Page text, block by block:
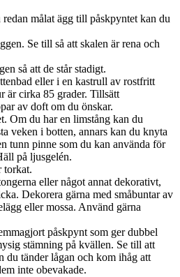
målat ägg till påskpyntet kan du
Se till så att skalen är rena och
så att de står stadigt.
eller i en kastrull av rostfritt
är cirka 85 grader. Tillsätt
av doft om du önskar.
Om du har en limstång kan du
veken i botten, annars kan du knyta
tunn pinne som du kan använda för
på ljusgelén.
torkat.
eller något annat dekorativt,
Dekorera gärna med småbuntar av
eller mossa. Använd gärna
påskpynt som ger dubbel
stämning på kvällen. Se till att
du tänder lågan och kom ihåg att
inte obevakade.